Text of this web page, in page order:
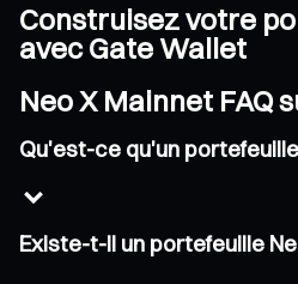
Construisez votre
avec Gate Wallet
Neo X Mainnet FAQ
Qu'est-ce qu'un
Existe-t-il un portefeuille